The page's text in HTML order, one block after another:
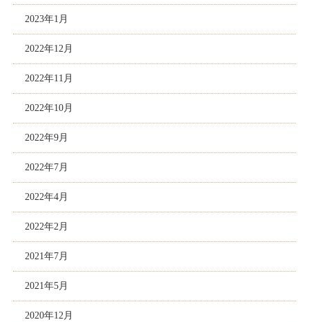
2023年1月
2022年12月
2022年11月
2022年10月
2022年9月
2022年7月
2022年4月
2022年2月
2021年7月
2021年5月
2020年12月